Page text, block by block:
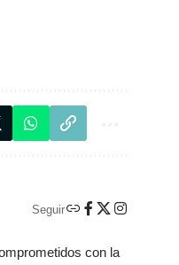
Seguir
con la